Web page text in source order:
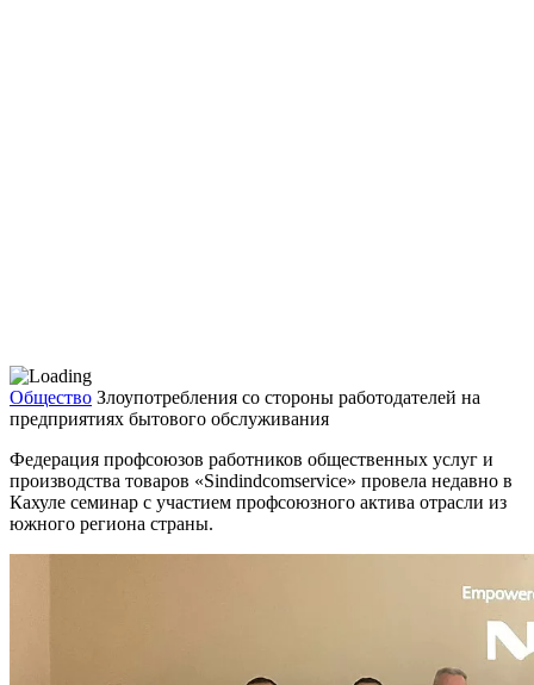
Общество Злоупотребления со стороны работодателей на
предприятиях бытового обслуживания
Федерация профсоюзов ра­ботников общественных услуг и
производства товаров «Sindindcomservice» провела недавно в
Кахуле семинар с учас­тием профсоюзного актива отрасли из
южного региона страны.